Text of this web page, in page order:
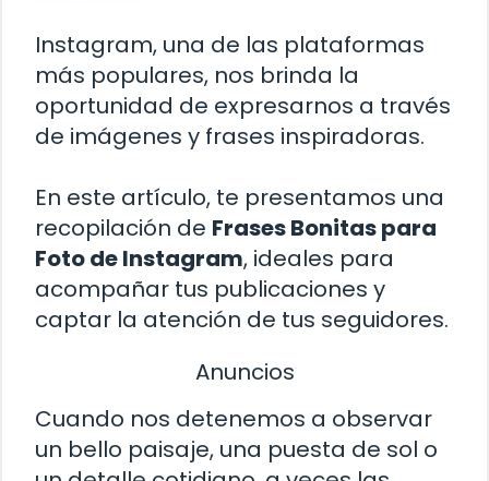
Instagram, una de las plataformas
más populares, nos brinda la
oportunidad de expresarnos a través
de imágenes y frases inspiradoras.
En este artículo, te presentamos una
recopilación de Frases Bonitas para
Foto de Instagram, ideales para
acompañar tus publicaciones y
captar la atención de tus seguidores.
Anuncios
Cuando nos detenemos a observar
un bello paisaje, una puesta de sol o